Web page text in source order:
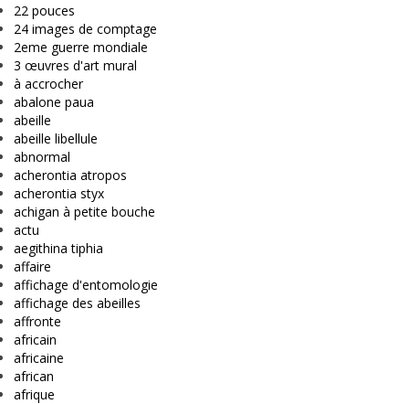
22 pouces
24 images de comptage
2eme guerre mondiale
3 œuvres d'art mural
à accrocher
abalone paua
abeille
abeille libellule
abnormal
acherontia atropos
acherontia styx
achigan à petite bouche
actu
aegithina tiphia
affaire
affichage d'entomologie
affichage des abeilles
affronte
africain
africaine
african
afrique